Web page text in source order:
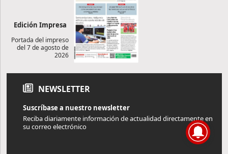
Edición Impresa
Portada del impreso
del 7 de agosto de
2026
NEWSLETTER
Suscríbase a nuestro newsletter
Reciba diariamente información de actualidad directamente en
su correo electrónico